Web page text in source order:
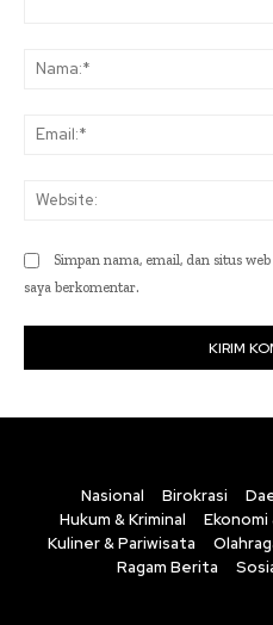
Simpan nama, email, dan situs
saya berkomentar.
Nasional Birokrasi
Hukum & Kriminal
Ekonomi
Kuliner & Pariwisata
Ragam Berita